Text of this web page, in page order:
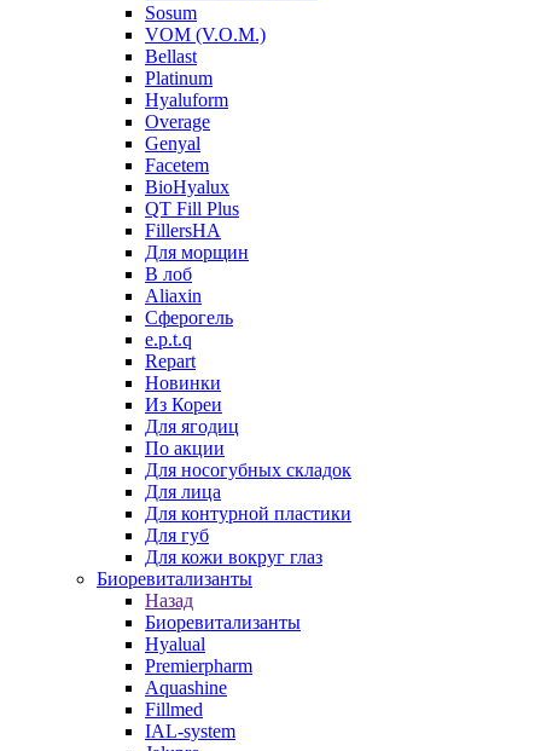
Sosum
VOM (V.O.M.)
Bellast
Platinum
Hyaluform
Overage
Genyal
Facetem
BioHyalux
QT Fill Plus
FillersHA
Для морщин
В лоб
Aliaxin
Сферогель
e.p.t.q
Repart
Новинки
Из Кореи
Для ягодиц
По акции
Для носогубных складок
Для лица
Для контурной пластики
Для губ
Для кожи вокруг глаз
Биоревитализанты
Назад
Биоревитализанты
Hyalual
Premierpharm
Aquashine
Fillmed
IAL-system